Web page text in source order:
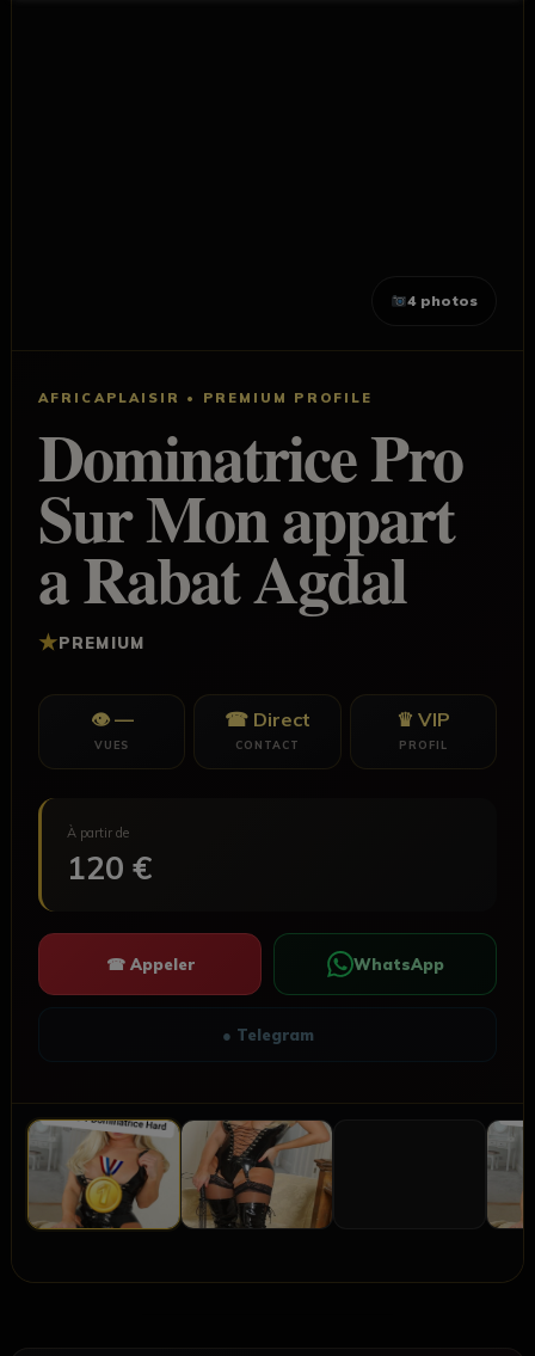
4 photos
AFRICAPLAISIR • PREMIUM PROFILE
Dominatrice Pro
Sur Mon appart
a Rabat Agdal
★PREMIUM
👁 —
VUES
☎ Direct
CONTACT
♛ VIP
PROFIL
À partir de
120 €
WhatsApp
● Telegram
☎ Appeler